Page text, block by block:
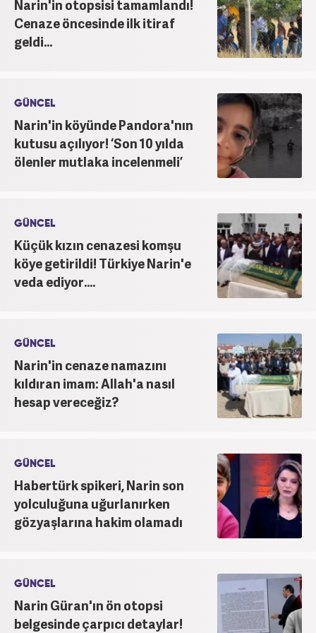
Narin'in otopsisi tamamlandı!
Cenaze öncesinde ilk itiraf
geldi...
GÜNCEL
Narin'in köyünde Pandora'nın
kutusu açılıyor! ‘Son 10 yılda
ölenler mutlaka incelenmeli’
GÜNCEL
Küçük kızın cenazesi komşu
köye getirildi! Türkiye Narin'e
veda ediyor....
GÜNCEL
Narin'in cenaze namazını
kıldıran imam: Allah'a nasıl
hesap vereceğiz?
GÜNCEL
Habertürk spikeri, Narin son
yolculuğuna uğurlanırken
gözyaşlarına hakim olamadı
GÜNCEL
Narin Güran'ın ön otopsi
belgesinde çarpıcı detaylar!